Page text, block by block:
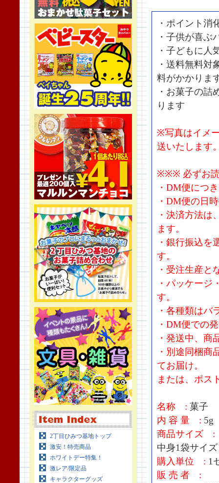
2丁目ひみつ基地トップ
激安！特売商品
ホワイトデー特集！
激レア/限定品
キャラクターグッズ
・ポイント消
・子供が喜ぶ
・子どもに人
・送料無料対
料がかかりま
・お菓子の詰
ります
※写真はイメ
送いたします
※※※ 必ずお
・DM便につ
・DM便の日
・決済方法は
ます。
・銀行振込を
す。
・受注生産と
・パッケージ
す。
・各種類はバ
・DM便での
・発送中、商
・別途同梱商
てお届け。
または、ポス
名称 : 菓子
内 容 量 : 5g
商品サイズ :
中身1袋サイ
購入単位 : 1
販 売 者 :